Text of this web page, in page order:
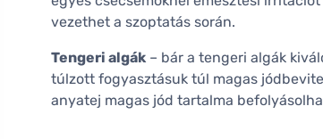
vezethet a szoptatás során.
Tengeri algák – bár a tengeri algák
túlzott fogyasztásuk túl magas
anyatej magas jód tartalma